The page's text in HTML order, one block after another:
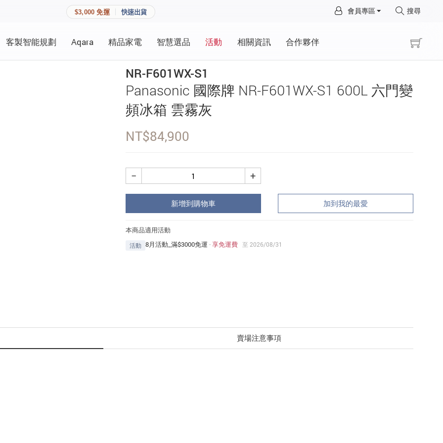
$3,000 免運 快速出貨 會員專區 搜尋
客製智能規劃 Aqara 精品家電 智慧選品 活動 相關資訊 合作夥伴
NR-F601WX-S1
Panasonic 國際牌 NR-F601WX-S1 600L 六門變
頻冰箱 雲霧灰
NT$84,900
+
−
新增到購物車 加到我的最愛
本商品適用活動
活動 8月活動_滿$3000免運 ·享免運費 至 2026/08/31
賣場注意事項
×
會員資料管理
加入 JARVIS VIP